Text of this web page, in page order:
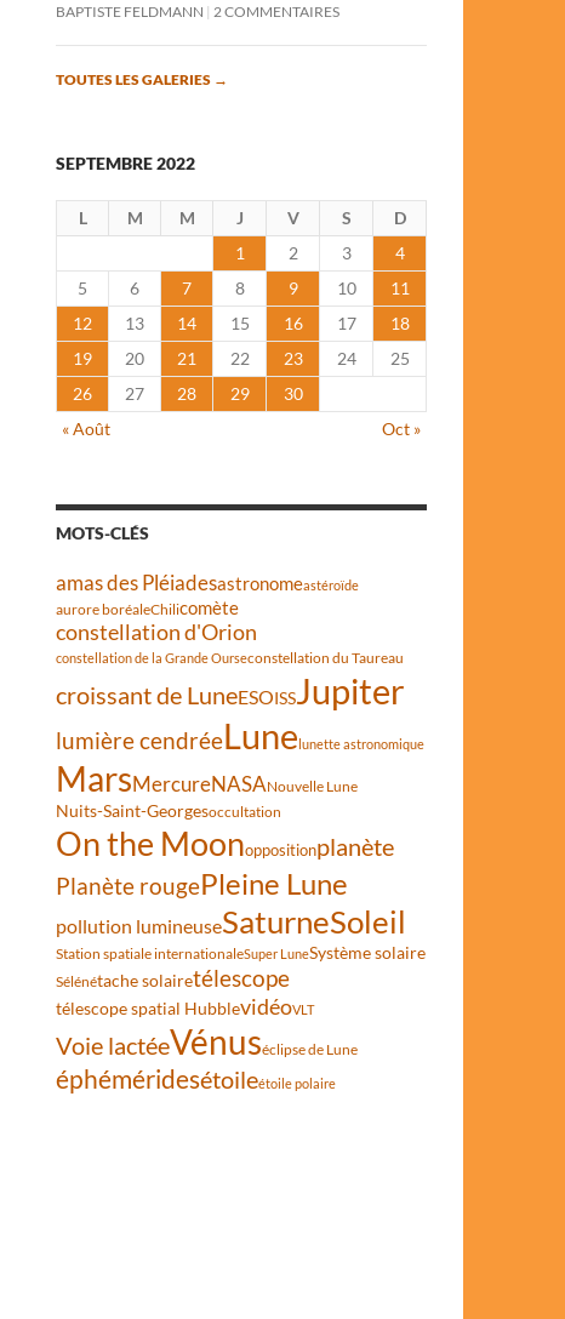
BAPTISTE FELDMANN
2 COMMENTAIRES
TOUTES LES GALERIES →
SEPTEMBRE 2022
L M M J V S
D
1
2 3
4
5
6 7 8 9 10
11
12
13 14 15 16 17
18
19
20 21 22 23 24
25
26
27 28 29
30
« Août
Oct »
MOTS-CLÉS
amas des Pléiadesastronomeastéroïde
aurore boréaleChilicomète
constellation d'Orion
constellation de la Grande Ourseconstellation du Taureau
croissant de LuneESOISSJupiter
lumière cendréeLunelunette astronomique
MarsMercureNASANouvelle Lune
Nuits-Saint-Georgesoccultation
On the Moonoppositionplanète
Planète rougePleine Lune
pollution lumineuseSaturneSoleil
Station spatiale internationaleSuper LuneSystème solaire
Sélénétache solairetélescope
télescope spatial HubblevidéoVLT
Voie lactéeVénuséclipse de Lune
éphéméridesétoileétoile polaire